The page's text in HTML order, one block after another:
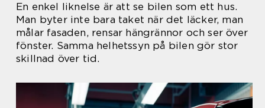
En enkel liknelse är att se bilen som ett hus.
Man byter inte bara taket när det läcker, man
målar fasaden, rensar hängrännor och ser över
fönster. Samma helhetssyn på bilen gör stor
skillnad över tid.